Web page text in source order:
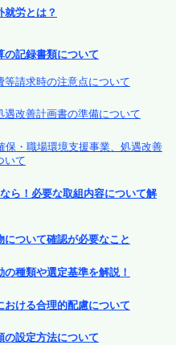
就労とは？
の記録書類について
請求時の注意点について
改善計画書の準備について
保・職場環境支援事業、処遇改善
いて
ら！必要な取組内容について解
ついて確認が必要なこと
種類や選定基準を解説！
ける合理的配慮について
の設定方法について